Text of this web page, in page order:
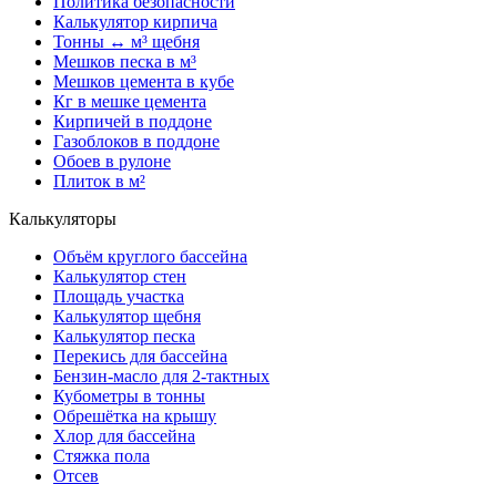
Калькулятор кирпича
Тонны ↔ м³ щебня
Мешков песка в м³
Мешков цемента в кубе
Кг в мешке цемента
Кирпичей в поддоне
Газоблоков в поддоне
Обоев в рулоне
Плиток в м²
Калькуляторы
Объём круглого бассейна
Калькулятор стен
Площадь участка
Калькулятор щебня
Калькулятор песка
Перекись для бассейна
Бензин-масло для 2-тактных
Кубометры в тонны
Обрешётка на крышу
Хлор для бассейна
Стяжка пола
Отсев